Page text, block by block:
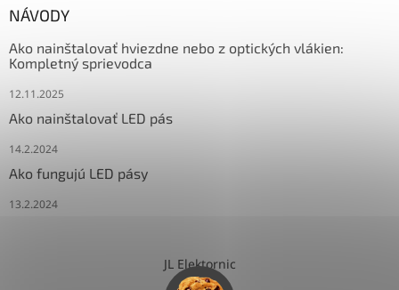
NÁVODY
Ako nainštalovať hviezdne nebo z optických vlákien:
Kompletný sprievodca
12.11.2025
Ako nainštalovať LED pás
14.2.2024
Ako fungujú LED pásy
13.2.2024
JL Elektornic